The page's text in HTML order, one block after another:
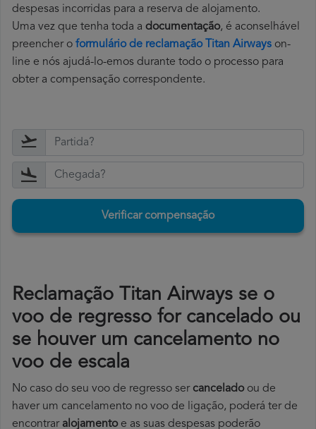
despesas incorridas para a reserva de alojamento.
Uma vez que tenha toda a documentação, é aconselhável
preencher o formulário de reclamação Titan Airways on-
line e nós ajudá-lo-emos durante todo o processo para
obter a compensação correspondente.
Verificar compensação
Reclamação Titan Airways se o
voo de regresso for cancelado ou
se houver um cancelamento no
voo de escala
No caso do seu voo de regresso ser canceladoou de
haver um cancelamento no voo de ligação, poderá ter de
encontrar alojamentoe as suas despesas poderão